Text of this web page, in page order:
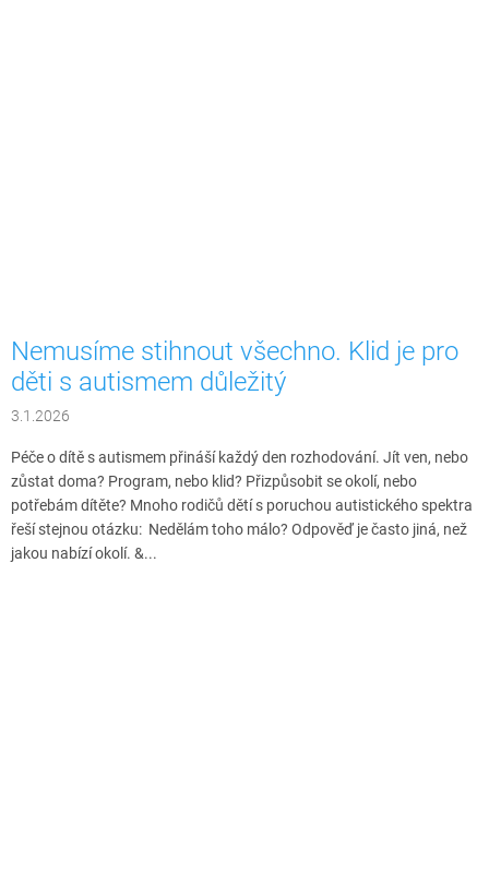
Nemusíme stihnout všechno. Klid je pro
děti s autismem důležitý
3.1.2026
Péče o dítě s autismem přináší každý den rozhodování. Jít ven, nebo
zůstat doma? Program, nebo klid? Přizpůsobit se okolí, nebo
potřebám dítěte? Mnoho rodičů dětí s poruchou autistického spektra
řeší stejnou otázku: Nedělám toho málo? Odpověď je často jiná, než
jakou nabízí okolí. &...